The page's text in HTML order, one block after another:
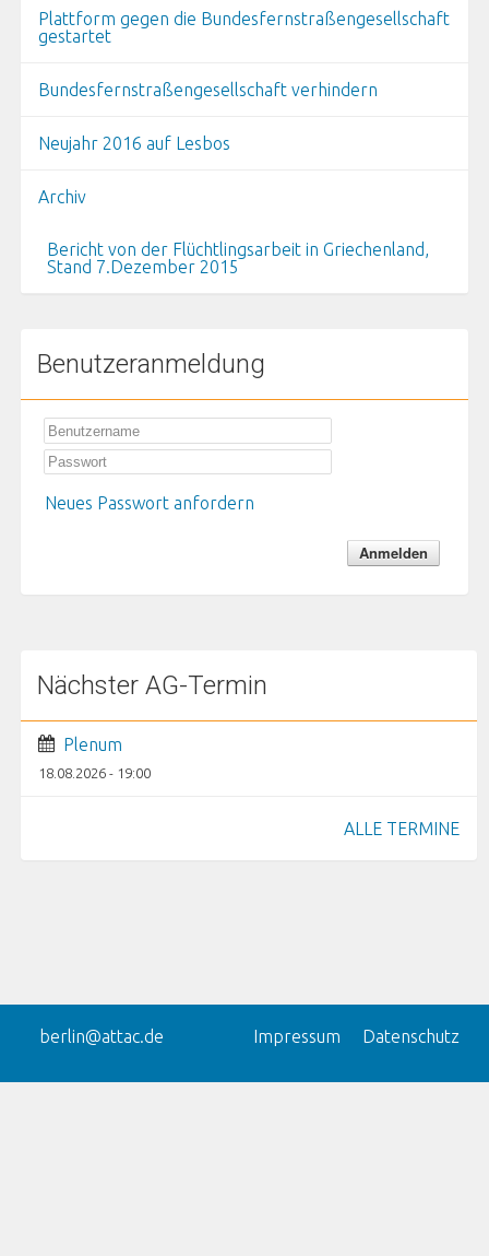
Plattform gegen die Bundesfernstraßengesellschaft
gestartet
Bundesfernstraßengesellschaft verhindern
Neujahr 2016 auf Lesbos
Archiv
Bericht von der Flüchtlingsarbeit in Griechenland,
Stand 7.Dezember 2015
Benutzeranmeldung
Neues Passwort anfordern
Nächster AG-Termin
Plenum
18.08.2026 - 19:00
ALLE TERMINE
berlin@attac.de Impressum Datenschutz